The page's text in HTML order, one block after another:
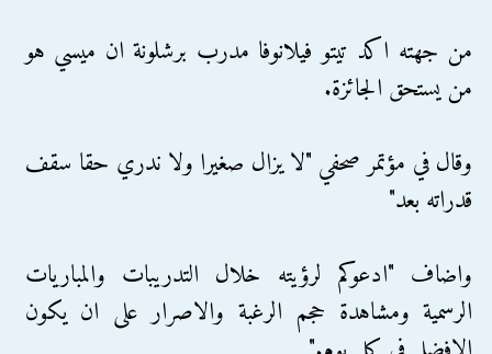
من جهته اكد تيتو فيلانوفا مدرب برشلونة ان ميسي هو
من يستحق الجائزة.
وقال في مؤتمر صحفي "لا يزال صغيرا ولا ندري حقا سقف
قدراته بعد"
واضاف "ادعوكم لرؤيته خلال التدريبات والمباريات
الرسمية ومشاهدة حجم الرغبة والاصرار على ان يكون